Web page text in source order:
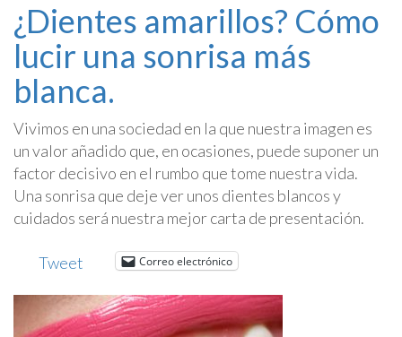
¿Dientes amarillos? Cómo
lucir una sonrisa más
blanca.
Vivimos en una sociedad en la que nuestra imagen es
un valor añadido que, en ocasiones, puede suponer un
factor decisivo en el rumbo que tome nuestra vida.
Una sonrisa que deje ver unos dientes blancos y
cuidados será nuestra mejor carta de presentación.
Tweet Correo electrónico